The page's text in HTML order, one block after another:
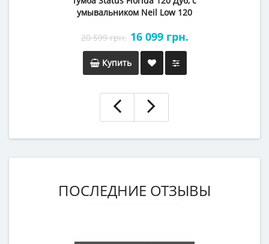
умывальником Neil Low 120
20 599 грн. 16 099 грн.
Купить
ПОСЛЕДНИЕ ОТЗЫВЫ